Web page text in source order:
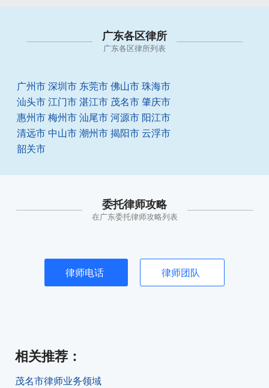
广东各区律所
广东各区律所列表
广州市 深圳市 东莞市 佛山市 珠海市
汕头市 江门市 湛江市 茂名市 肇庆市
惠州市 梅州市 汕尾市 河源市 阳江市
清远市 中山市 潮州市 揭阳市 云浮市
韶关市
委托律师攻略
在广东委托律师攻略列表
律师电话 律师团队
相关推荐 ：
茂名市律师业务领域